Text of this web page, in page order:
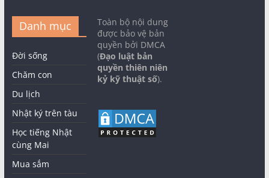
Danh mục
Đời sống
Chăm con
Du lịch
Nhật ký trên tàu
Học tiếng Nhật
cùng Mai
Mua sắm
Toàn bộ nội dung
được bảo vệ bản
quyền bởi DMCA
(Đạo luật bản
quyền thiên niên
kỷ kỹ thuật số).